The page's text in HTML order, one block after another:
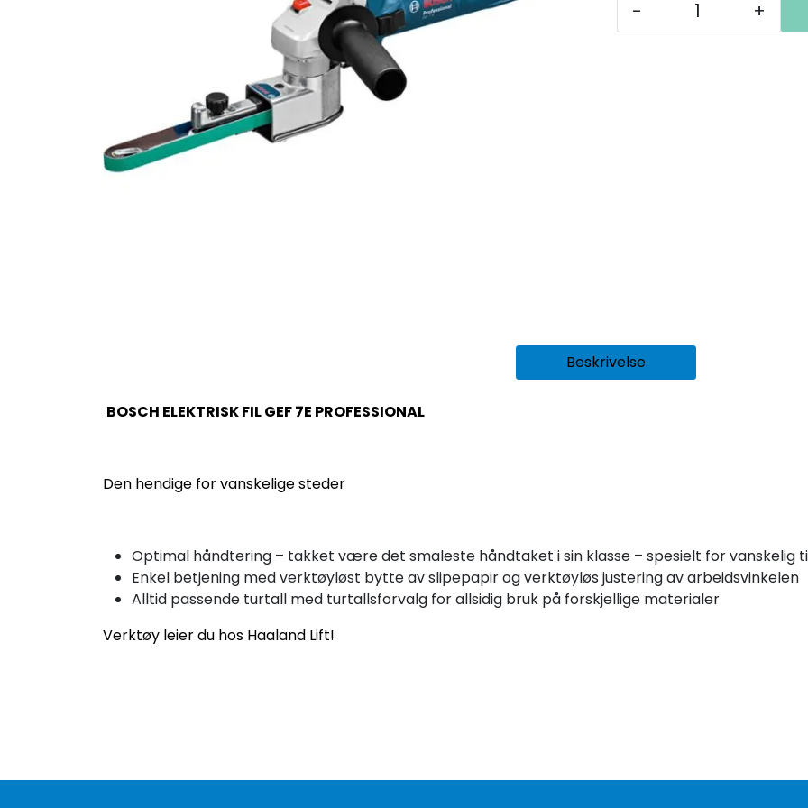
- +
Beskrivelse
BOSCH ELEKTRISK FIL GEF 7E PROFESSIONAL
Den hendige for vanskelige steder
Optimal håndtering – takket være det smaleste håndtaket i sin klasse – spesielt for vanskelig
Enkel betjening med verktøyløst bytte av slipepapir og verktøyløs justering av arbeidsvinkelen
Alltid passende turtall med turtallsforvalg for allsidig bruk på forskjellige materialer
Verktøy leier du hos Haaland Lift!